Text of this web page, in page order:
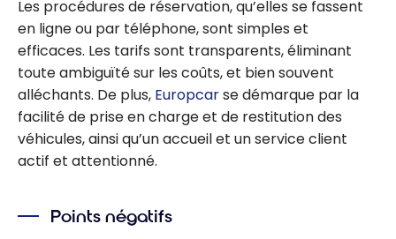
Les procédures de réservation, qu’elles se fassent
en ligne ou par téléphone, sont simples et
efficaces. Les tarifs sont transparents, éliminant
toute ambiguïté sur les coûts, et bien souvent
alléchants. De plus, Europcarse démarque par la
facilité de prise en charge et de restitution des
véhicules, ainsi qu’un accueil et un service client
actif et attentionné.
Points négatifs